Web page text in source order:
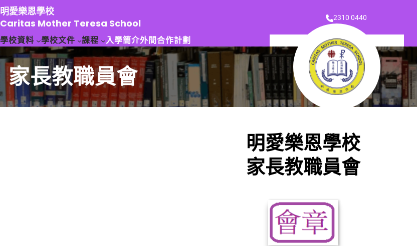
跳
至
主
要
容
明愛樂恩學校
Caritas Mother Teresa School
2310 0440
學校資料 學校文件 課程 入學簡介外間合作計劃
家長教職員會
明愛樂恩學校
家長教職員會